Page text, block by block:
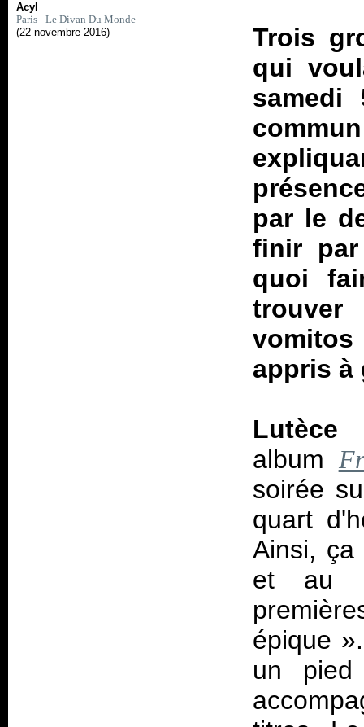
Acyl
Paris - Le Divan Du Monde
(22 novembre 2016)
Trois
qui
samedi
par le
finir
quoi
appris à
Lutèce
album
soirée
quart
Ainsi,
et au
épique
un pied